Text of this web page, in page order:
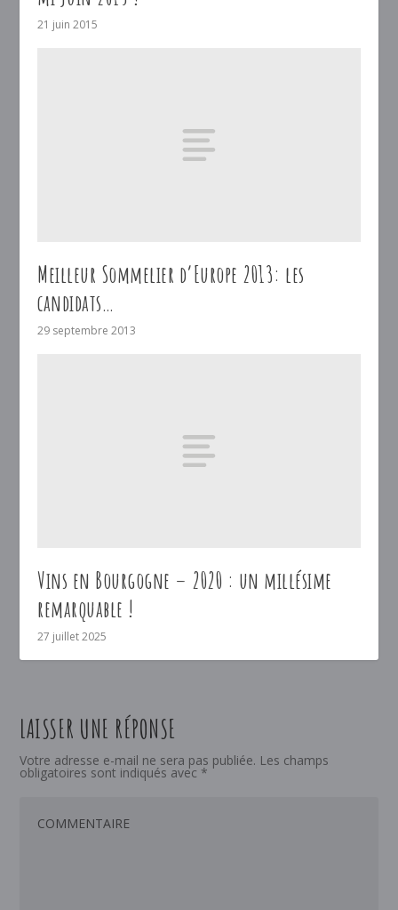
21 juin 2015
Meilleur Sommelier d’Europe 2013: les
candidats…
29 septembre 2013
Vins en Bourgogne – 2020 : un millésime
remarquable !
27 juillet 2025
LAISSER UNE RÉPONSE
Votre adresse e-mail ne sera pas publiée. Les champs
obligatoires sont indiqués avec *